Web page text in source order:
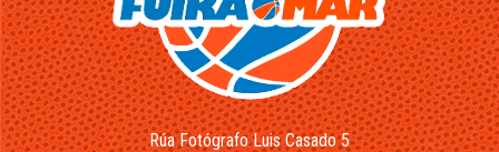
Rúa Fotógrafo Luis Casado 5